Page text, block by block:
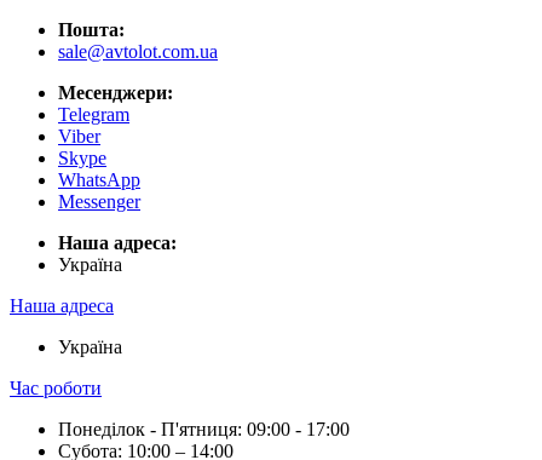
Пошта:
sale@avtolot.com.ua
Месенджери:
Telegram
Viber
Skype
WhatsApp
Messenger
Наша адреса:
Українa
Наша адреса
Українa
Час роботи
Понеділок - П'ятниця: 09:00 - 17:00
Субота: 10:00 – 14:00